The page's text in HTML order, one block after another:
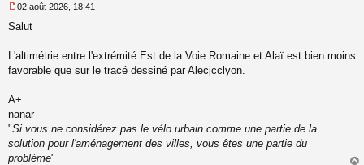
l
u
e
s
g
n
o
n
u
02 août 2026, 18:41
Salut
L'altimétrie entre l'extrémité Est de la Voie Romaine et Alaï est bien moins
favorable que sur le tracé dessiné par Alecjcclyon.
A+
nanar
"Si vous ne considérez pas le vélo urbain comme une partie de la
solution pour l'aménagement des villes, vous êtes une partie du
problème"